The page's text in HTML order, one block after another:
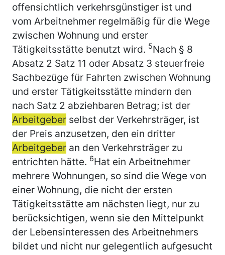
offensichtlich verkehrsgünstiger ist und
vom Arbeitnehmer regelmäßig für die Wege
zwischen Wohnung und erster
Tätigkeitsstätte benutzt wird. 5Nach § 8
Absatz 2 Satz 11 oder Absatz 3 steuerfreie
Sachbezüge für Fahrten zwischen Wohnung
und erster Tätigkeitsstätte mindern den
nach Satz 2 abziehbaren Betrag; ist der
Arbeitgeber selbst der Verkehrsträger, ist
der Preis anzusetzen, den ein dritter
Arbeitgeber an den Verkehrsträger zu
entrichten hätte. 6Hat ein Arbeitnehmer
mehrere Wohnungen, so sind die Wege von
einer Wohnung, die nicht der ersten
Tätigkeitsstätte am nächsten liegt, nur zu
berücksichtigen, wenn sie den Mittelpunkt
der Lebensinteressen des Arbeitnehmers
bildet und nicht nur gelegentlich aufgesucht